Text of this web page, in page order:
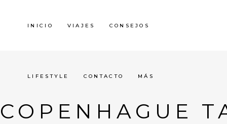
INICIO VIAJES CONSEJOS
LIFESTYLE CONTACTO MÁS
COPENHAGUE